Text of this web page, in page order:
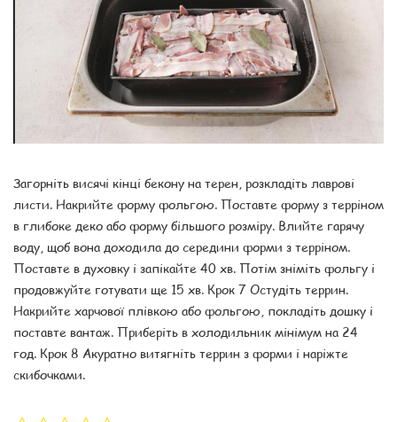
Загорніть висячі кінці бекону на терен, розкладіть лаврові
листи. Накрийте форму фольгою. Поставте форму з терріном
в глибоке деко або форму більшого розміру. Влийте гарячу
воду, щоб вона доходила до середини форми з терріном.
Поставте в духовку і запікайте 40 хв. Потім зніміть фольгу і
продовжуйте готувати ще 15 хв. Крок 7 Остудіть террин.
Накрийте харчової плівкою або фольгою, покладіть дошку і
поставте вантаж. Приберіть в холодильник мінімум на 24
год. Крок 8 Акуратно витягніть террин з форми і наріжте
скибочками.